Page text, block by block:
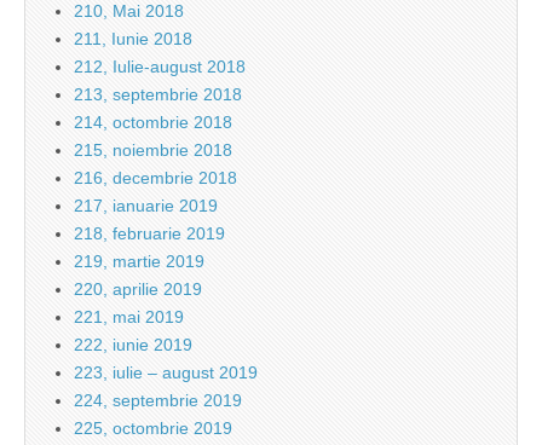
210, Mai 2018
211, Iunie 2018
212, Iulie-august 2018
213, septembrie 2018
214, octombrie 2018
215, noiembrie 2018
216, decembrie 2018
217, ianuarie 2019
218, februarie 2019
219, martie 2019
220, aprilie 2019
221, mai 2019
222, iunie 2019
223, iulie – august 2019
224, septembrie 2019
225, octombrie 2019